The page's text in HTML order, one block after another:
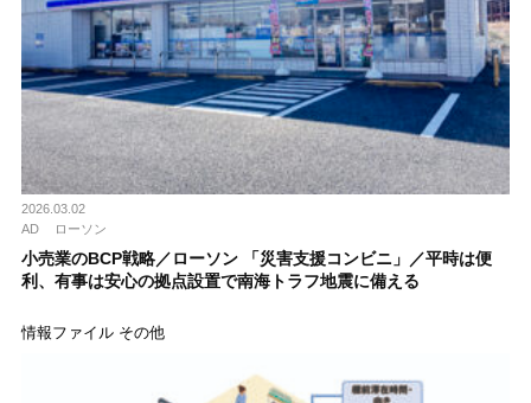
2026.03.02
AD
ローソン
小売業のBCP戦略／ローソン 「災害支援コンビニ」／平時は便
利、有事は安心の拠点設置で南海トラフ地震に備える
情報ファイル その他